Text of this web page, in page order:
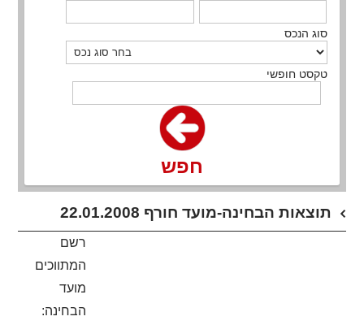
סוג הנכס
טקסט חופשי
חפש
תוצאות הבחינה-מועד חורף 22.01.2008
רשם
המתווכים
מועד
הבחינה: